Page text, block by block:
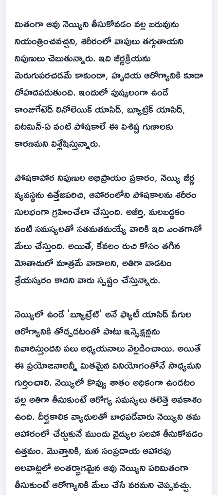
మితంగా ఆవు నెయ్యిని తీసుకోవడం వల్ల బరువును
నియంత్రించవచ్చని, శరీరంలో వాపులు తగ్గుతాయని
నిపుణులు చెబుతున్నారు. ఇది జీర్ణక్రియను
మెరుగుపరచడమే కాకుండా, హృదయ ఆరోగ్యానికి కూడా
దోహదపడుతుంది. ఇందులో పుష్కలంగా ఉండే
కాంజుగేటెడ్ లినోలెయిక్ యాసిడ్, బ్యూట్రిక్ యాసిడ్,
విటమిన్-ఏ వంటి పోషకాలే ఈ విశిష్ట గుణాలకు
కారణమని విశ్లేషిస్తున్నారు.
పోషకాహార నిపుణుల అభిప్రాయం ప్రకారం, నెయ్యి జీర్ణ
వ్యవస్థను ఉత్తేజపరిచి, ఆహారంలోని పోషకాలను శరీరం
సులభంగా గ్రహించేలా చేస్తుంది. అజీర్తి, మలబద్ధకం
వంటి సమస్యలతో సతమతమయ్యే వారికి ఇది ఎంతగానో
మేలు చేస్తుంది. అయితే, కేవలం రుచి కోసం తగిన
మోతాదులో మాత్రమే వాడాలని, అతిగా వాడటం
శ్రేయస్కరం కాదని వారు స్పష్టం చేస్తున్నారు.
నెయ్యిలో ఉండే 'బ్యూట్రేట్' అనే ఫ్యాటీ యాసిడ్ పేగుల
ఆరోగ్యానికి తోడ్పడటంతో పాటు ఇన్ఫెక్షన్లను
నివారిస్తుందని పలు అధ్యయనాలు వెల్లడించాయి. అయితే
ఈ ప్రయోజనాలన్నీ మితమైన వినియోగంతోనే సాధ్యమని
గుర్తించాలి. నెయ్యిలో కొవ్వు శాతం అధికంగా ఉండటం
వల్ల అతిగా తీసుకుంటే ఆరోగ్య సమస్యలు తలెత్తె అవకాశం
ఉంది. దీర్ఘకాలిక వ్యాధులతో బాధపడేవారు నెయ్యిని తమ
ఆహారంలో చేర్చుకునే ముందు వైద్యుల సలహా తీసుకోవడం
ఉత్తమం. మొత్తానికి, మన సంప్రదాయ ఆహారపు
అలవాట్లలో అంతర్భాగమైన ఆవు నెయ్యిని పరిమితంగా
తీసుకుంటే ఆరోగ్యానికి మేలు చేసే వరమని చెప్పవచ్చు.